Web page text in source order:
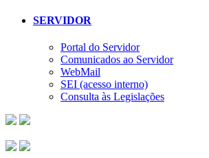
SERVIDOR
Portal do Servidor
Comunicados ao Servidor
WebMail
SEI (acesso interno)
Consulta às Legislações